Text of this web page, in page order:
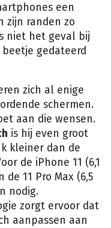
een
zijn randen zo
niet het geval bij
gedateerd
zich al enige
schermen.
aan die wensen.
is hij even groot
kleiner dan de
de iPhone 11 (6,1
de 11 Pro Max (6,5
nodig.
zorgt ervoor dat
aanpassen aan